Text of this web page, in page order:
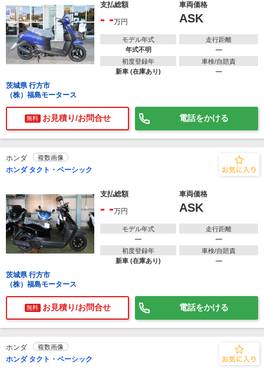
支払総額 車両価格
- -万円 ASK
モデル年式
年式不明
走行距離
―
初度登録年
新車 (在庫あり)
車検/自賠責
―
茨城県 行方市
（株）福島モータース
無料 お見積り/お問合せ 電話をかける
ホンダ 複数画像
ホンダ タクト・ベーシック
支払総額 車両価格
- -万円 ASK
モデル年式
―
走行距離
―
初度登録年
新車 (在庫あり)
車検/自賠責
―
茨城県 行方市
（株）福島モータース
無料 お見積り/お問合せ 電話をかける
ホンダ 複数画像
ホンダ タクト・ベーシック